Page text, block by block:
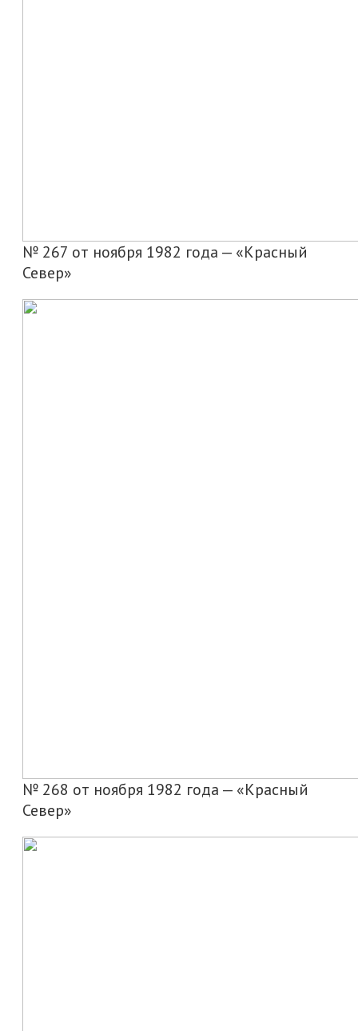
№ 267 от ноября 1982 года — «Красный
Север»
№ 268 от ноября 1982 года — «Красный
Север»